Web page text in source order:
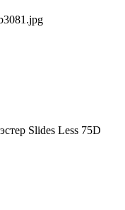
Slides Less 75D